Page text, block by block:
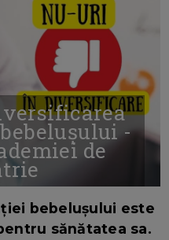
-
de
bebelușului este
sănătatea sa.